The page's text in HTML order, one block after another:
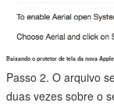
Baixando o protetor de tela da nova
Passo 2. O arquivo
duas vezes sobre o